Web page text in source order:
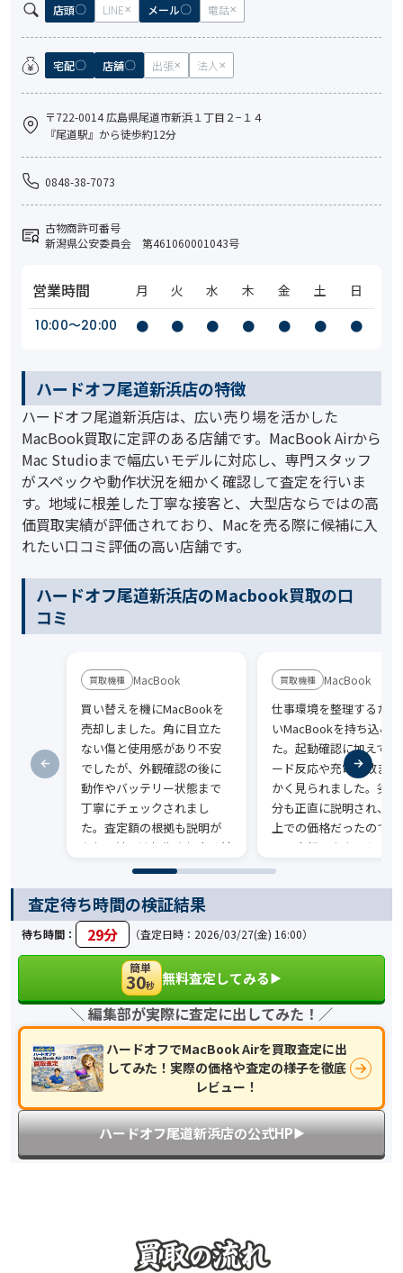
店頭 LINE メール 電話
宅配 店舗 出張 法人
〒722-0014 広島県尾道市新浜１丁目２−１４
『尾道駅』から徒歩約12分
0848-38-7073
古物商許可番号
新潟県公安委員会 第461060001043号
営業時間 月 火 水 木 金 土
日
10:00〜20:00
● ● ● ● ● ● ●
ハードオフ尾道新浜店の特徴
ハードオフ尾道新浜店は、広い売り場を活かした
MacBook買取に定評のある店舗です。MacBook Airから
Mac Studioまで幅広いモデルに対応し、専門スタッフ
がスペックや動作状況を細かく確認して査定を行いま
す。地域に根差した丁寧な接客と、大型店ならではの高
価買取実績が評価されており、Macを売る際に候補に入
れたい口コミ評価の高い店舗です。
ハードオフ尾道新浜店のMacbook買取の口
コミ
MacBook
買い替えを機にMacBookを
売却しました。角に目立た
ない傷と使用感があり不安
でしたが、外観確認の後に
動作やバッテリー状態まで
丁寧にチェックされまし
た。査定額の根拠も説明が
あり、結果は想像より高く納
得して手放せました。
MacBook
仕事環境を整理するた
いMacBookを持ち込み
た。起動確認に加えてキ
ード反応や充電回数ま
かく見られました。劣
分も正直に説明され、
上での価格だったので
して売却できました。
査定待ち時間の検証結果
待ち時間： 29分 （査定日時：2026/03/27(金) 16:00）
簡単
30秒 無料査定してみる▶︎
ハードオフ尾道新浜店の公式HP▶︎
＼ 編集部が実際に査定に出してみた！／
ハードオフでMacBook Airを買取査定に出
してみた！実際の価格や査定の様子を徹底
レビュー！